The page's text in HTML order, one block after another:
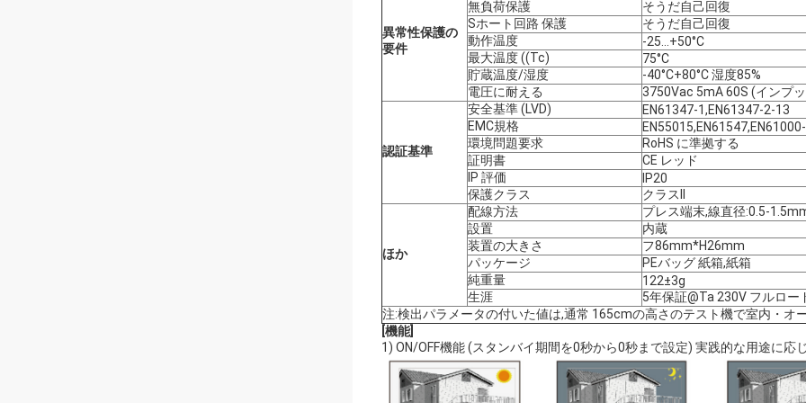
異常性保護の
要件
無負荷保護
そうだ自己回復
Sホート回路 保護 そうだ自己回復
動作温度
-25...+50°C
最大温度 ((Tc)
75°C
貯蔵温度/湿度
-40°C+80°C 湿度85%
電圧に耐える
3750Vac 5mA 60S (インプ
認証基準
安全基準 (LVD)
EN61347-1,EN61347-2-13
EMC規格
環境問題要求
RoHS に準拠する
証明書
CE レッド
IP 評価
IP20
保護クラス
クラスII
ほか
配線方法
プレス端末,線直径:0.5-
設置
内蔵
装置の大きさ
フ86mm*H26mm
パッケージ
PEバッグ 紙箱,紙箱
純重量
122±3g
生涯
5年保証@Ta 230V フルロー
注:検出パラメータの付いた値は,通常 165cmの高さのテスト機で室内・オ
[機能]
1) ON/OFF機能 (スタンバイ期間を0秒から0秒まで設定) 実践的な用途に応